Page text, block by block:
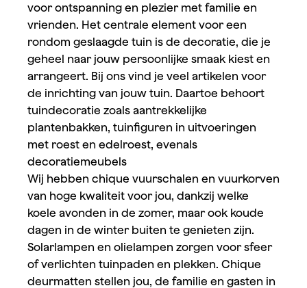
voor ontspanning en plezier met familie en
vrienden. Het centrale element voor een
rondom geslaagde tuin is de decoratie, die je
geheel naar jouw persoonlijke smaak kiest en
arrangeert. Bij ons vind je veel artikelen voor
de inrichting van jouw tuin. Daartoe behoort
tuindecoratie zoals aantrekkelijke
plantenbakken, tuinfiguren in uitvoeringen
met roest en edelroest, evenals
decoratiemeubels
Wij hebben chique vuurschalen en vuurkorven
van hoge kwaliteit voor jou, dankzij welke
koele avonden in de zomer, maar ook koude
dagen in de winter buiten te genieten zijn.
Solarlampen en olielampen zorgen voor sfeer
of verlichten tuinpaden en plekken. Chique
deurmatten stellen jou, de familie en gasten in